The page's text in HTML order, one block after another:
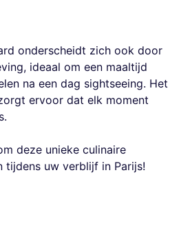
onderscheidt zich ook door
ideaal om een maaltijd
na een dag sightseeing. Het
ervoor dat elk moment
deze unieke culinaire
tijdens uw verblijf in Parijs!